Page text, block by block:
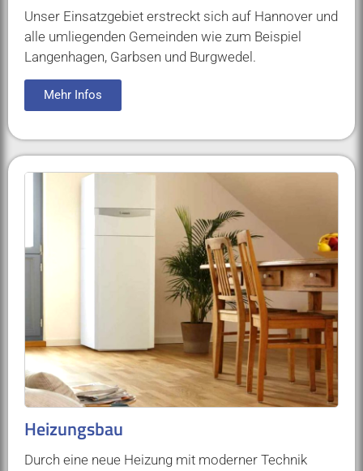
Unser Einsatzgebiet erstreckt sich auf Hannover und
alle umliegenden Gemeinden wie zum Beispiel
Langenhagen, Garbsen und Burgwedel.
Mehr Infos
Heizungsbau
Durch eine neue Heizung mit moderner Technik